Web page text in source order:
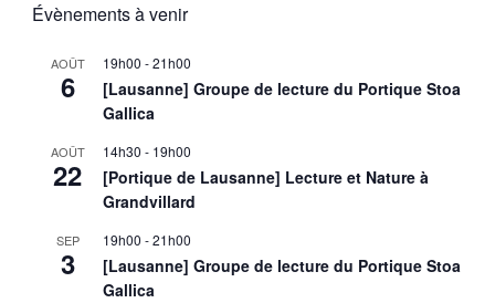
Évènements à venir
AOÛT
6
19h00 -21h00
[Lausanne] Groupe de lecture du Portique Stoa
Gallica
AOÛT
22
14h30 - 19h00
[Portique de Lausanne] Lecture et Nature à
Grandvillard
SEP
3
19h00 -21h00
[Lausanne] Groupe de lecture du Portique Stoa
Gallica